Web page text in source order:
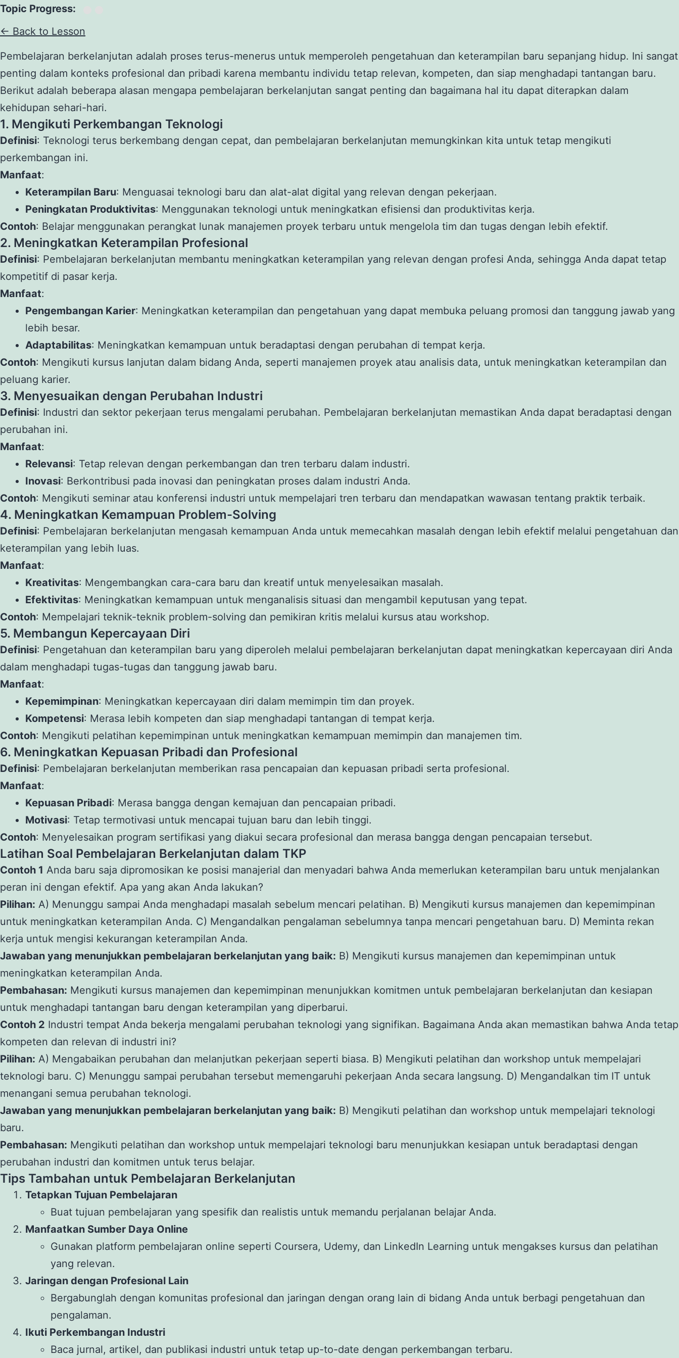
Topic Progress:
← Back to Lesson
Pembelajaran berkelanjutan adalah proses terus-menerus untuk memperoleh pengetahuan dan keterampilan baru sepanjang hidup. Ini sangat
penting dalam konteks profesional dan pribadi karena membantu individu tetap relevan, kompeten, dan siap menghadapi tantangan baru.
Berikut adalah beberapa alasan mengapa pembelajaran berkelanjutan sangat penting dan bagaimana hal itu dapat diterapkan dalam
kehidupan sehari-hari.
1. Mengikuti Perkembangan Teknologi
Definisi: Teknologi terus berkembang dengan cepat, dan pembelajaran berkelanjutan memungkinkan kita untuk tetap mengikuti
perkembangan ini.
Manfaat:
Keterampilan Baru: Menguasai teknologi baru dan alat-alat digital yang relevan dengan pekerjaan.
Peningkatan Produktivitas: Menggunakan teknologi untuk meningkatkan efisiensi dan produktivitas kerja.
Contoh: Belajar menggunakan perangkat lunak manajemen proyek terbaru untuk mengelola tim dan tugas dengan lebih efektif.
2. Meningkatkan Keterampilan Profesional
Definisi: Pembelajaran berkelanjutan membantu meningkatkan keterampilan yang relevan dengan profesi Anda, sehingga Anda dapat tetap
kompetitif di pasar kerja.
Manfaat:
Pengembangan Karier: Meningkatkan keterampilan dan pengetahuan yang dapat membuka peluang promosi dan tanggung jawab yang
lebih besar.
Adaptabilitas: Meningkatkan kemampuan untuk beradaptasi dengan perubahan di tempat kerja.
Contoh: Mengikuti kursus lanjutan dalam bidang Anda, seperti manajemen proyek atau analisis data, untuk meningkatkan keterampilan dan
peluang karier.
3. Menyesuaikan dengan Perubahan Industri
Definisi: Industri dan sektor pekerjaan terus mengalami perubahan. Pembelajaran berkelanjutan memastikan Anda dapat beradaptasi dengan
perubahan ini.
Manfaat:
Relevansi: Tetap relevan dengan perkembangan dan tren terbaru dalam industri.
Inovasi: Berkontribusi pada inovasi dan peningkatan proses dalam industri Anda.
Contoh: Mengikuti seminar atau konferensi industri untuk mempelajari tren terbaru dan mendapatkan wawasan tentang praktik terbaik.
4. Meningkatkan Kemampuan Problem-Solving
Definisi: Pembelajaran berkelanjutan mengasah kemampuan Anda untuk memecahkan masalah dengan lebih efektif melalui pengetahuan dan
keterampilan yang lebih luas.
Manfaat:
Kreativitas: Mengembangkan cara-cara baru dan kreatif untuk menyelesaikan masalah.
Efektivitas: Meningkatkan kemampuan untuk menganalisis situasi dan mengambil keputusan yang tepat.
Contoh: Mempelajari teknik-teknik problem-solving dan pemikiran kritis melalui kursus atau workshop.
5. Membangun Kepercayaan Diri
Definisi: Pengetahuan dan keterampilan baru yang diperoleh melalui pembelajaran berkelanjutan dapat meningkatkan kepercayaan diri Anda
dalam menghadapi tugas-tugas dan tanggung jawab baru.
Manfaat:
Kepemimpinan: Meningkatkan kepercayaan diri dalam memimpin tim dan proyek.
Kompetensi: Merasa lebih kompeten dan siap menghadapi tantangan di tempat kerja.
Contoh: Mengikuti pelatihan kepemimpinan untuk meningkatkan kemampuan memimpin dan manajemen tim.
6. Meningkatkan Kepuasan Pribadi dan Profesional
Definisi: Pembelajaran berkelanjutan memberikan rasa pencapaian dan kepuasan pribadi serta profesional.
Manfaat:
Kepuasan Pribadi: Merasa bangga dengan kemajuan dan pencapaian pribadi.
Motivasi: Tetap termotivasi untuk mencapai tujuan baru dan lebih tinggi.
Contoh: Menyelesaikan program sertifikasi yang diakui secara profesional dan merasa bangga dengan pencapaian tersebut.
Latihan Soal Pembelajaran Berkelanjutan dalam TKP
Contoh 1 Anda baru saja dipromosikan ke posisi manajerial dan menyadari bahwa Anda memerlukan keterampilan baru untuk menjalankan
peran ini dengan efektif. Apa yang akan Anda lakukan?
Pilihan: A) Menunggu sampai Anda menghadapi masalah sebelum mencari pelatihan. B) Mengikuti kursus manajemen dan kepemimpinan
untuk meningkatkan keterampilan Anda. C) Mengandalkan pengalaman sebelumnya tanpa mencari pengetahuan baru. D) Meminta rekan
kerja untuk mengisi kekurangan keterampilan Anda.
Jawaban yang menunjukkan pembelajaran berkelanjutan yang baik: B) Mengikuti kursus manajemen dan kepemimpinan untuk
meningkatkan keterampilan Anda.
Pembahasan: Mengikuti kursus manajemen dan kepemimpinan menunjukkan komitmen untuk pembelajaran berkelanjutan dan kesiapan
untuk menghadapi tantangan baru dengan keterampilan yang diperbarui.
Contoh 2 Industri tempat Anda bekerja mengalami perubahan teknologi yang signifikan. Bagaimana Anda akan memastikan bahwa Anda tetap
kompeten dan relevan di industri ini?
Pilihan: A) Mengabaikan perubahan dan melanjutkan pekerjaan seperti biasa. B) Mengikuti pelatihan dan workshop untuk mempelajari
teknologi baru. C) Menunggu sampai perubahan tersebut memengaruhi pekerjaan Anda secara langsung. D) Mengandalkan tim IT untuk
menangani semua perubahan teknologi.
Jawaban yang menunjukkan pembelajaran berkelanjutan yang baik: B) Mengikuti pelatihan dan workshop untuk mempelajari teknologi
baru.
Pembahasan: Mengikuti pelatihan dan workshop untuk mempelajari teknologi baru menunjukkan kesiapan untuk beradaptasi dengan
perubahan industri dan komitmen untuk terus belajar.
Tips Tambahan untuk Pembelajaran Berkelanjutan
Tetapkan Tujuan Pembelajaran
Buat tujuan pembelajaran yang spesifik dan realistis untuk memandu perjalanan belajar Anda.
Manfaatkan Sumber Daya Online
Gunakan platform pembelajaran online seperti Coursera, Udemy, dan LinkedIn Learning untuk mengakses kursus dan pelatihan
yang relevan.
Jaringan dengan Profesional Lain
Bergabunglah dengan komunitas profesional dan jaringan dengan orang lain di bidang Anda untuk berbagi pengetahuan dan
pengalaman.
Ikuti Perkembangan Industri
Baca jurnal, artikel, dan publikasi industri untuk tetap up-to-date dengan perkembangan terbaru.